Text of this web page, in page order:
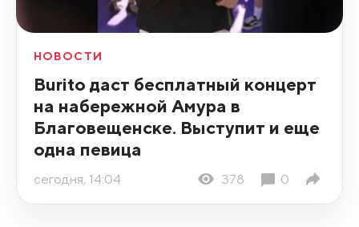
НОВОСТИ
Burito даст бесплатный концерт
на набережной Амура в
Благовещенске. Выступит и еще
одна певица
сегодня, 14:04 378 0